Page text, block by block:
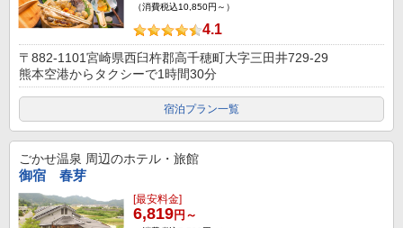
（消費税込10,850円～）
4.1
〒882-1101宮崎県西臼杵郡高千穂町大字三田井729-29
熊本空港からタクシーで1時間30分
宿泊プラン一覧
ごかせ温泉 周辺のホテル・旅館
御宿 春芽
[最安料金]
6,819円～